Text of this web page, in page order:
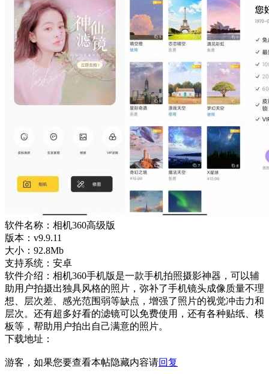
软件名称：相机360高级版
版本：v9.9.11
大小：92.8Mb
支持系统：安卓
软件介绍：相机360手机版是一款手机拍照摄影神器，可以辅
助用户拍摄出独具风格的照片，弥补了手机镜头成像质量不理
想、层次差、感光范围弱等缺点，增强了照片的视觉冲击力和
层次。还有超多好看的滤镜可以免费使用，还有各种贴纸、模
板等，帮助用户拍出自己满意的照片。
下载地址：
游客，如果您要查看本帖隐藏内容请回复